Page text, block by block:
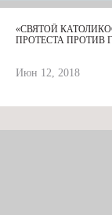
«СВЯТОЙ
ПРОТЕСТА ПРОТИВ
Июн 12, 2018